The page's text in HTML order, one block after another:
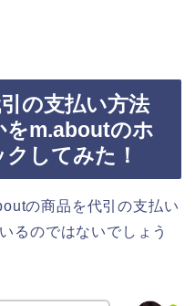
の支払い方法
をm.aboutのホ
してみた！
の商品を代引の支払い
るのではないでしょう